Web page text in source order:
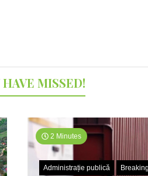
HAVE MISSED!
2 Minutes
Administrație publică